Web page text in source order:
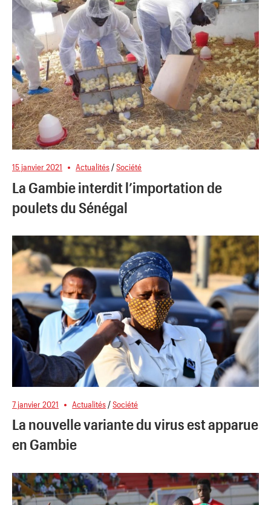
15 janvier 2021 Actualités /Société
La Gambie interdit l’importation de
poulets du Sénégal
7 janvier 2021 Actualités /Société
La nouvelle variante du virus est apparue
en Gambie